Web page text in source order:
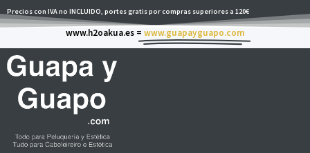
al
Precios con IVA no INCLUIDO, portes gratis por compras superiores a 120€
www.h2oakua.es = www.guapayguapo.com